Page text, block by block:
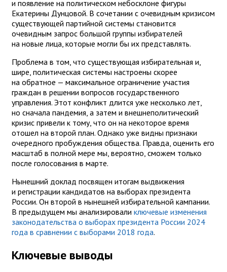
и появление на политическом небосклоне фигуры
Екатерины Дунцовой. В сочетании с очевидным кризисом
существующей партийной системы становится
очевидным запрос большой группы избирателей
на новые лица, которые могли бы их представлять.
Проблема в том, что существующая избирательная и,
шире, политическая системы настроены скорее
на обратное — максимальное ограничение участия
граждан в решении вопросов государственного
управления. Этот конфликт длится уже несколько лет,
но сначала пандемия, а затем и внешнеполитический
кризис привели к тому, что он на некоторое время
отошел на второй план. Однако уже видны признаки
очередного пробуждения общества. Правда, оценить его
масштаб в полной мере мы, вероятно, сможем только
после голосования в марте.
Нынешний доклад посвящен итогам выдвижения
и регистрации кандидатов на выборах президента
России. Он второй в нынешней избирательной кампании.
В предыдущем мы анализировали ключевые изменения
законодательства о выборах президента России 2024
года в сравнении с выборами 2018 года.
Ключевые выводы